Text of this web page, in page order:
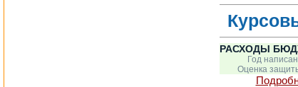
РАСХОДЫ
Год
Оценка